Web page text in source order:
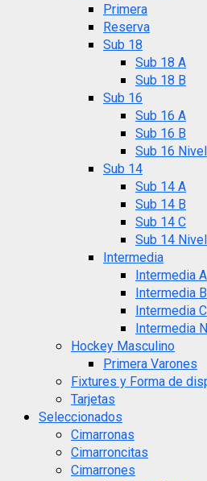
Primera
Reserva
Sub 18
Sub 18 A
Sub 18 B
Sub 16
Sub 16 A
Sub 16 B
Sub 16
Sub 14
Sub 14 A
Sub 14 B
Sub 14 C
Sub 14
Intermedia
Intermedia A
Intermedia B
Intermedia C
Intermedia
Hockey Masculino
Primera Varones
Fixtures y Forma de
Tarjetas
Seleccionados
Cimarronas
Cimarroncitas
Cimarrones